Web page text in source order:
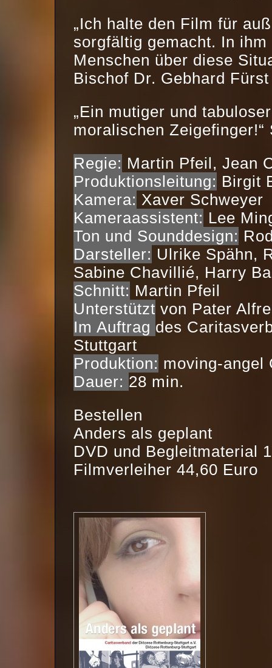
„Ich halte den Film für
sorgfältig gemacht. In
Menschen über diese
Bischof Dr. Gebhard
„Ein mutiger und
moralischen Zeigefinger!“
Regie: Martin Pfeil, Jean
Produktionsleitung: Birgit
Kamera: Xaver Schweyer
Kameraassistent: Lee
Ton und Sounddesign:
Darsteller: Ulrike Spähn,
Sabine Chavillié, Harry
Schnitt: Martin Pfeil
Unterstützt von Pater
Im Auftrag des
Stuttgart
Produktion: moving-angel
Dauer: 28 min.
Bestellen
Anders als geplant
DVD und Begleitmaterial
Filmverleiher 44,60 Euro